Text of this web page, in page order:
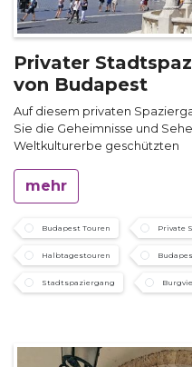
Privater
von Budapest
Auf diesem privaten
Sie die Geheimnisse und
Weltkulturerbe geschützten
mehr
Budapest Touren Private
Halbtagestouren
Stadtspaziergang